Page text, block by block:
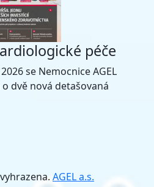
péče
se Nemocnice AGEL
dvě nová detašovaná
AGEL a.s.